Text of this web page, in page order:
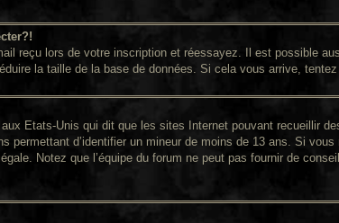
reçu lors de votre inscription et réessayez. Il est possible
la taille de la base de données. Si cela vous arrive,
Etats-Unis qui dit que les sites Internet pouvant recueillir
permettant d’identifier un mineur de moins de 13 ans. Si
Notez que l’équipe du forum ne peut pas fournir de